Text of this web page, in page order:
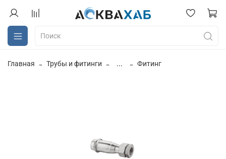
Главная Трубы и фитинги ... Фитинг